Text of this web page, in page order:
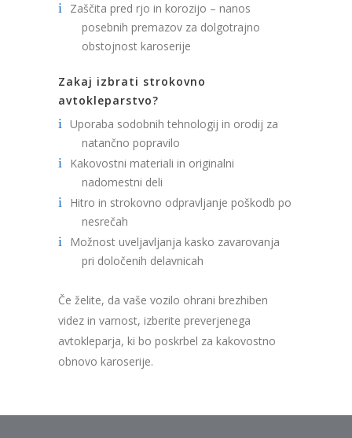
Zaščita pred rjo in korozijo – nanos
posebnih premazov za dolgotrajno
obstojnost karoserije
Zakaj izbrati strokovno
avtokleparstvo?
Uporaba sodobnih tehnologij in orodij za
natančno popravilo
Kakovostni materiali in originalni
nadomestni deli
Hitro in strokovno odpravljanje poškodb po
nesrečah
Možnost uveljavljanja kasko zavarovanja
pri določenih delavnicah
Če želite, da vaše vozilo ohrani brezhiben
videz in varnost, izberite preverjenega
avtokleparja, ki bo poskrbel za kakovostno
obnovo karoserije.